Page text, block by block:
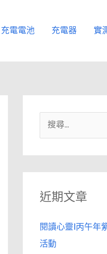
充電電池 充電器 實
尋
關
鍵
字
近期文章
閱讀心靈|丙午年
活動